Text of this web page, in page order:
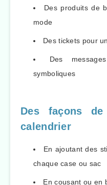
Des produits de
mode
Des tickets pour
Des
symboliques
Des façons
calendrier
En ajoutant des
chaque case ou sac
En cousant ou en